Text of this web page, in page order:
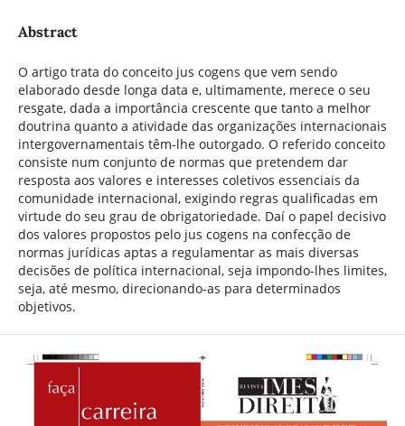
Abstract
O artigo trata do conceito jus cogens que vem sendo
elaborado desde longa data e, ultimamente, merece o seu
resgate, dada a importância crescente que tanto a melhor
doutrina quanto a atividade das organizações internacionais
intergovernamentais têm-lhe outorgado. O referido conceito
consiste num conjunto de normas que pretendem dar
resposta aos valores e interesses coletivos essenciais da
comunidade internacional, exigindo regras qualificadas em
virtude do seu grau de obrigatoriedade. Daí o papel decisivo
dos valores propostos pelo jus cogens na confecção de
normas jurídicas aptas a regulamentar as mais diversas
decisões de política internacional, seja impondo-lhes limites,
seja, até mesmo, direcionando-as para determinados
objetivos.